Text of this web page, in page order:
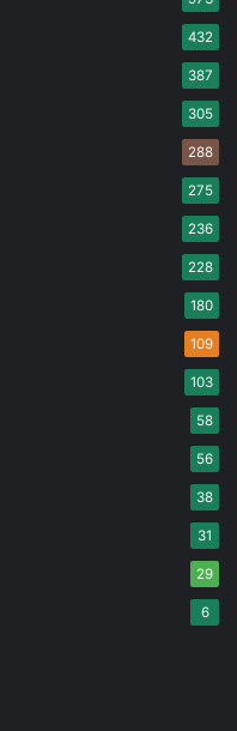
432
387
305
288
275
236
228
180
109
103
58
56
38
31
29
6